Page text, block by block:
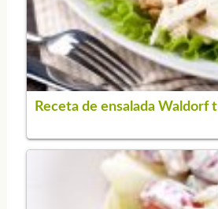
Receta de ensalada Waldorf